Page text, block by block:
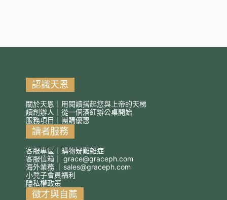
認識天恩
關於天恩｜用閱讀搭起您與上帝的天梯
讀創辦人｜從一個酒紅辦公桌開始
服務項目｜團購優惠
讀者服務
客服專區｜購物疑難雜症
客服信箱｜ grace@graceph.com
海外業務 ｜ sales@graceph.com
小凳子會員福利
隱私權政策
徵才與自薦